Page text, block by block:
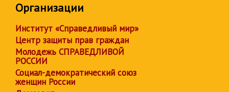
Организации
Институт «Справедливый мир»
Центр защиты прав граждан
Молодежь СПРАВЕДЛИВОЙ
РОССИИ
Социал-демократический союз
женщин России